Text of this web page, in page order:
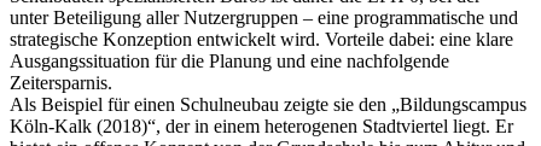
unter Beteiligung aller Nutzergruppen – eine programmatische und
strategische Konzeption entwickelt wird. Vorteile dabei: eine klare
Ausgangssituation für die Planung und eine nachfolgende
Zeitersparnis.
Als Beispiel für einen Schulneubau zeigte sie den „Bildungscampus
Köln-Kalk (2018)“, der in einem heterogenen Stadtviertel liegt. Er